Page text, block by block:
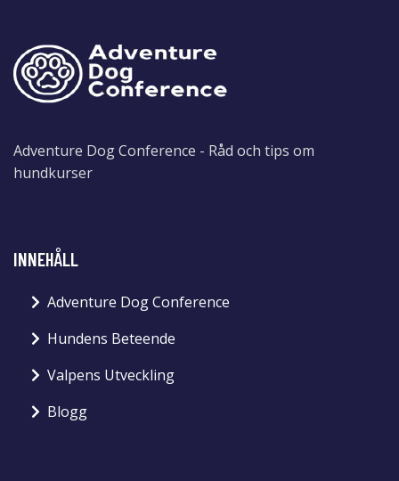
Adventure Dog Conference - Råd och tips om
hundkurser
INNEHÅLL
Adventure Dog Conference
Hundens Beteende
Valpens Utveckling
Blogg